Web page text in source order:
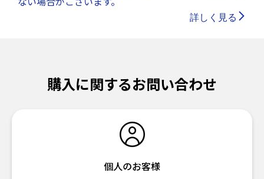
詳しく見る
購入に関するお問い合わせ
個人のお客様